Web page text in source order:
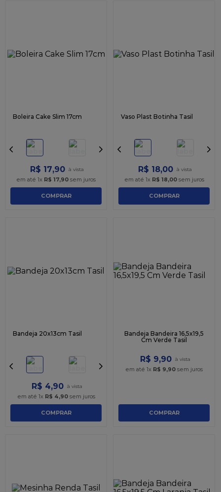
Boleira Cake Slim 17cm
R$ 17,90
em até 1x R$ 17,90 sem juros
COMPRAR
Vaso Plast Botinha Tasil
R$ 18,00
em até 1x R$ 18,00sem juros
COMPRAR
Bandeja 20x13cm Tasil
R$ 4,90
em até 1x R$ 4,90sem juros
COMPRAR
Bandeja Bandeira 16,5x19,5
Cm Verde Tasil
R$ 9,90
em até 1x R$ 9,90 sem juros
COMPRAR